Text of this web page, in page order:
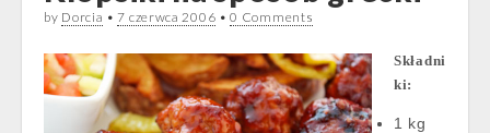
by Dorcia •7 czerwca 2006 •0 Comments
Składni
ki:
1 kg